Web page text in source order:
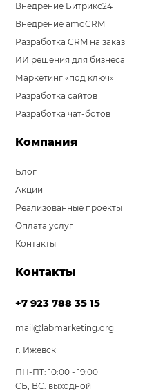
Внедрение Битрикс24
Внедрение amoCRM
Разработка CRM на заказ
ИИ решения для бизнеса
Маркетинг «под ключ»
Разработка сайтов
Разработка чат-ботов
Компания
Блог
Акции
Реализованные проекты
Оплата услуг
Контакты
Контакты
+7 923 788 35 15
mail@labmarketing.org
г. Ижевск
ПН-ПТ: 10:00 - 19:00
СБ, ВС: выходной